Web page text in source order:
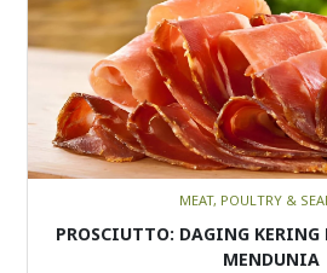
MEAT, POULTRY &
PROSCIUTTO: DAGING
MENDUNIA